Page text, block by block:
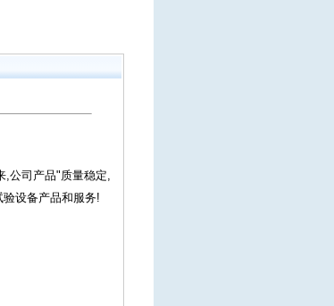
,公司产品"质量稳定,
设备产品和服务!